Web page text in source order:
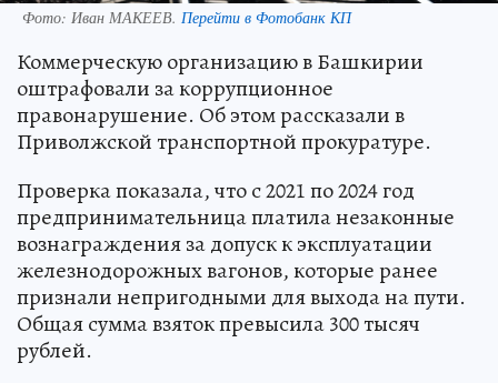
Фото: Иван МАКЕЕВ. Перейти в Фотобанк КП
Коммерческую организацию в Башкирии
оштрафовали за коррупционное
правонарушение. Об этом рассказали в
Приволжской транспортной прокуратуре.
Проверка показала, что с 2021 по 2024 год
предпринимательница платила незаконные
вознаграждения за допуск к эксплуатации
железнодорожных вагонов, которые ранее
признали непригодными для выхода на пути.
Общая сумма взяток превысила 300 тысяч
рублей.